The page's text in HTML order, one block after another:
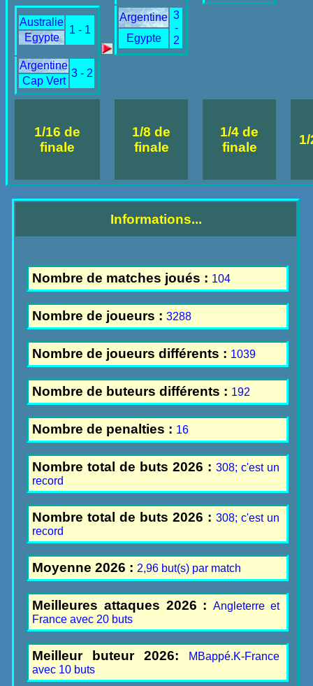
Australie
1 - 1
Egypte
Argentine 3
-
2
Egypte
Argentine
3 - 2
Cap Vert
1/16 de
finale
1/8 de
finale
1/4 de
finale
Informations...
Nombre de matches joués : 104
Nombre de joueurs :3288
Nombre de joueurs différents : 1039
Nombre de buteurs différents : 192
Nombre de penalties : 16
Nombre total de buts 2026 :308; c'est un
record
Nombre total de buts 2026 :308; c'est un
record
Moyenne 2026 : 2,96 but(s) par match
Meilleures attaques 2026 :Angleterre et
France avec 20 buts
Meilleur buteur 2026:
MBappé.K-France
avec 10 buts